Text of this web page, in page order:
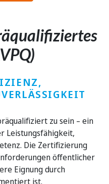
zu sein – ein
Leistungsfähigkeit,
Die Zertifizierung
öffentlicher
Eignung durch
ist.